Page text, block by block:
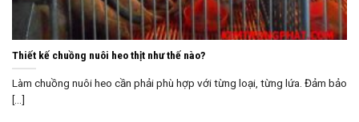
Thiết kế chuồng nuôi heo thịt như thế nào?
Làm chuồng nuôi heo cần phải phù hợp với từng loại, từng lứa. Đảm bảo
[...]